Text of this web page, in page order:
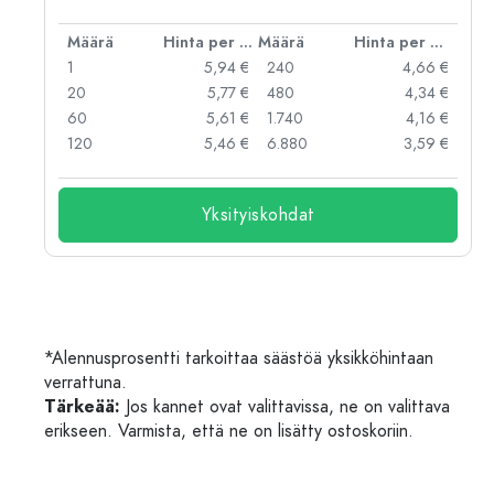
Määrä Hinta per kpl Määrä
Hinta per kpl
1
5,94 €
20
5,77 €
60
5,61 €
120
5,46 €
240
4,66 €
480
4,34 €
1.740
4,16 €
6.880
3,59 €
Yksityiskohdat
*Alennusprosentti tarkoittaa säästöä yksikköhintaan
verrattuna.
Tärkeää: Jos kannet ovat valittavissa, ne on valittava
erikseen. Varmista, että ne on lisätty ostoskoriin.